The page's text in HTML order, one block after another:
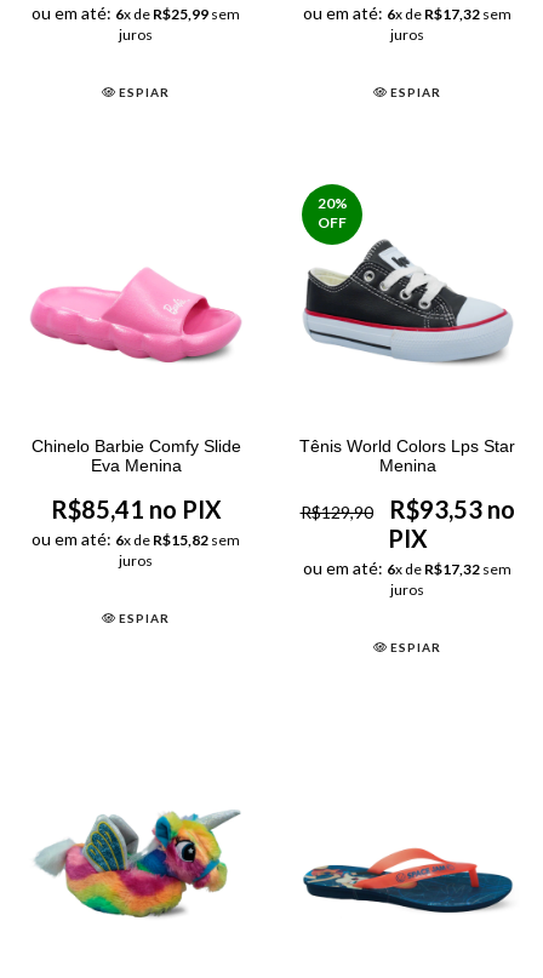
ou em até: 6x de R$25,99 sem
juros
ESPIAR
ou em até: 6x de R$17,32 sem
juros
ESPIAR
Chinelo Barbie Comfy Slide
Eva Menina
R$85,41 no PIX
ou em até: 6x de R$15,82 sem
juros
ESPIAR
20%
OFF
Tênis World Colors Lps Star
Menina
R$129,90
R$93,53 no
PIX
ou em até: 6x de R$17,32 sem
juros
ESPIAR